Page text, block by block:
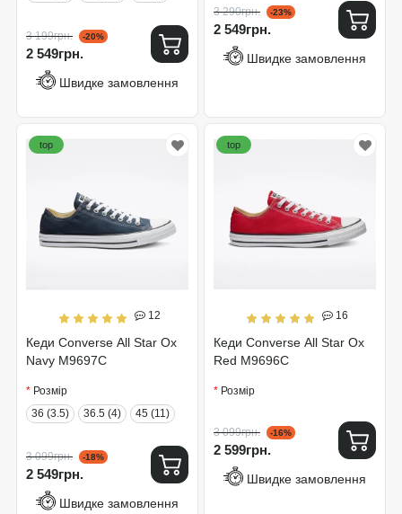
3 199грн. -20%
2 549грн.
Швидке замовлення
3 290грн. -23%
2 549грн.
Швидке замовлення
12
Кеди Converse All Star Ox
Navy M9697C
top
Розмір
36 (3.5)
36.5 (4) 45 (11)
3 099грн. -18%
2 549грн.
Швидке замовлення
16
Кеди Converse All Star Ox
Red M9696C
top
Розмір
3 099грн. -16%
2 599грн.
Швидке замовлення